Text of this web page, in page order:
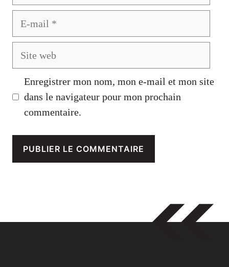
Enregistrer mon nom, mon e-mail et mon site
dans le navigateur pour mon prochain
commentaire.